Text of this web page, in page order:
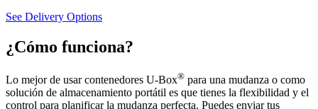
See Delivery Options
¿Cómo funciona?
Lo mejor de usar contenedores U-Box® para una mudanza o como
solución de almacenamiento portátil es que tienes la flexibilidad y el
control para planificar la mudanza perfecta. Puedes enviar tus